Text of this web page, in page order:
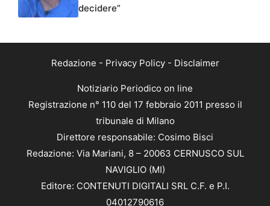
decidere”
Redazione - Privacy Policy- Disclaimer
Notiziario Periodico on line
Registrazione n° 110 del 17 febbraio 2011 presso il
tribunale di Milano
Direttore responsabile: Cosimo Bisci
Redazione: Via Mariani, 8 – 20063 CERNUSCO SUL
NAVIGLIO (MI)
Editore: CONTENUTI DIGITALI SRL C.F. e P.I.
04012790616